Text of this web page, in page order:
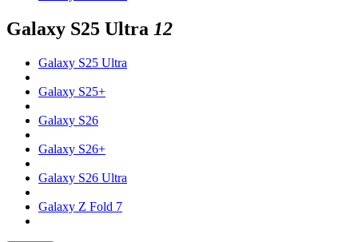
Galaxy S25 Ultra 12
Galaxy S25 Ultra
Galaxy S25+
Galaxy S26
Galaxy S26+
Galaxy S26 Ultra
Galaxy Z Fold 7